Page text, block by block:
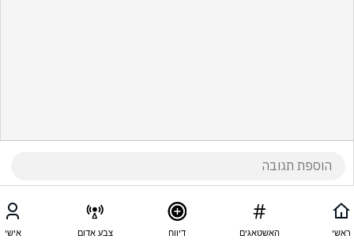
ראשי האשטאגים דיווח צבע אדום אישי